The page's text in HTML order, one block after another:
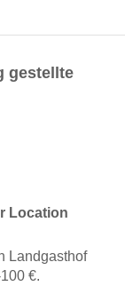
gestellte
Location
Landgasthof
€.